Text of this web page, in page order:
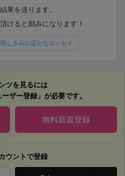
果を送ります。
けると励みになります！
しきみの正かなエッセイ
ツを見るには
ザー登録」が必要です。
無料新規登録
ウントで登録